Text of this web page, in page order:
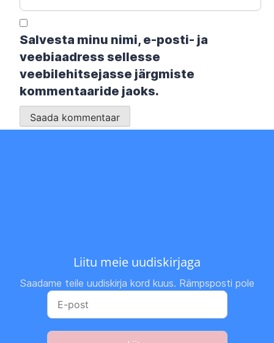
Salvesta minu nimi, e-posti- ja
veebiaadress sellesse
veebilehitsejasse järgmiste
kommentaaride jaoks.
Liitu meie uudiskirjaga
Saadame teile uudiskirja kord kuus. Rämpsposti pole